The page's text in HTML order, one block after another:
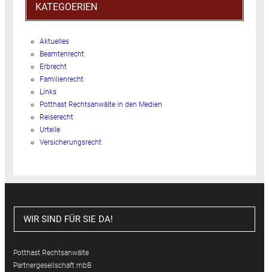
KATEGOERIEN
Aktuelles
Beamtenrecht
Erbrecht
Familienrecht
Links
Potthast Rechtsanwälte in den Medien
Reiserecht
Urteile
Versicherungsrecht
WIR SIND FÜR SIE DA!
Potthast Rechtsanwälte
Partnergesellschaft mbB